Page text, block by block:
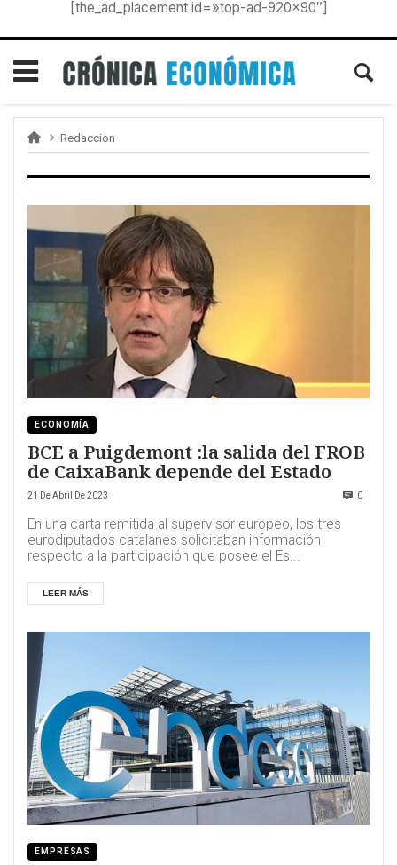
[the_ad_placement id=»top-ad-920×90″]
Redaccion
ECONOMÍA
BCE a Puigdemont :la salida del FROB
de CaixaBank depende del Estado
21 De Abril De 2023 0
En una carta remitida al supervisor europeo, los tres
eurodiputados catalanes solicitaban información
respecto a la participación que posee el Es...
LEER MÁS
EMPRESAS